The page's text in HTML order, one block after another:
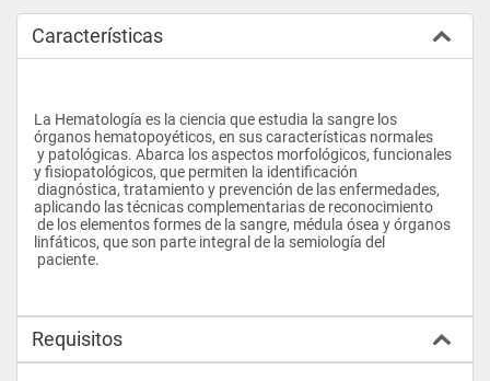
Características
La Hematología es la ciencia que estudia la sangre los
órganos hematopoyéticos, en sus características normales
y fisiopatológicos, que permiten la identificación
aplicando las técnicas complementarias de reconocimiento
linfáticos, que son parte integral de la semiología del
paciente.
Requisitos